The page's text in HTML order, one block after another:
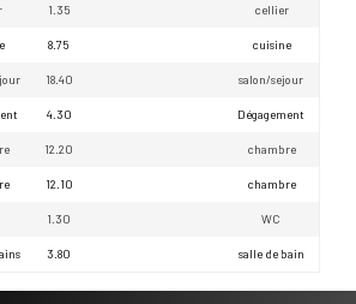
1.35 cellier
8.75 cuisine
18.40 salon/sejour
4.30 Dégagement
12.20 chambre
12.10 chambre
1.30 WC
3.80 salle de bain